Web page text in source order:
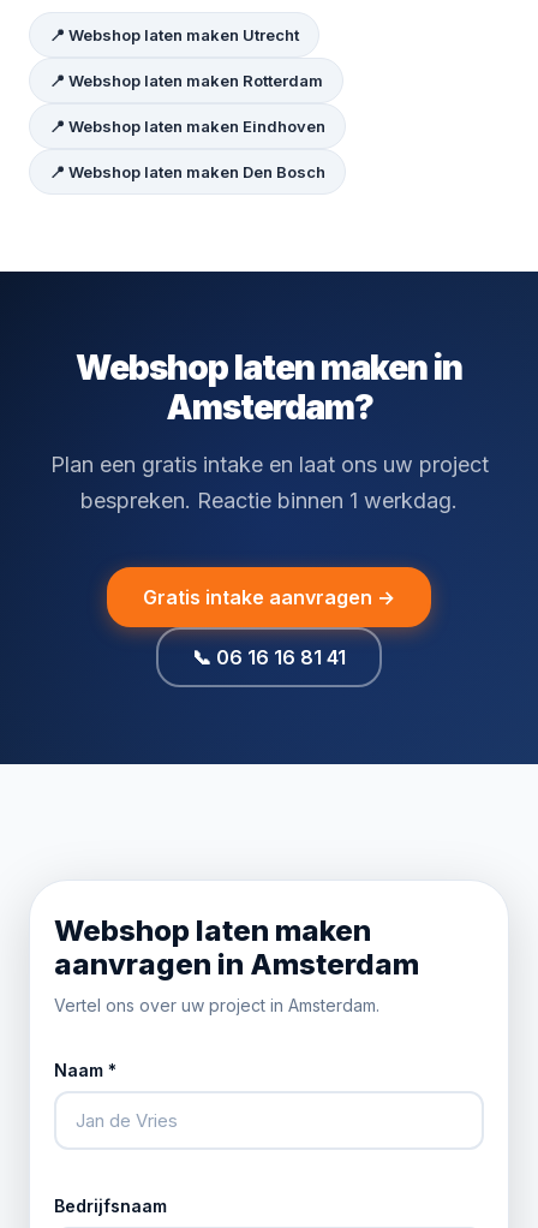
📍 Webshop laten maken Utrecht
📍 Webshop laten maken Rotterdam
📍 Webshop laten maken Eindhoven
📍 Webshop laten maken Den Bosch
Webshop laten maken in
Amsterdam?
Plan een gratis intake en laat ons uw project
bespreken. Reactie binnen 1 werkdag.
Gratis intake aanvragen →
📞 06 16 16 81 41
Webshop laten maken
aanvragen in Amsterdam
Vertel ons over uw project in Amsterdam.
Naam *
Bedrijfsnaam